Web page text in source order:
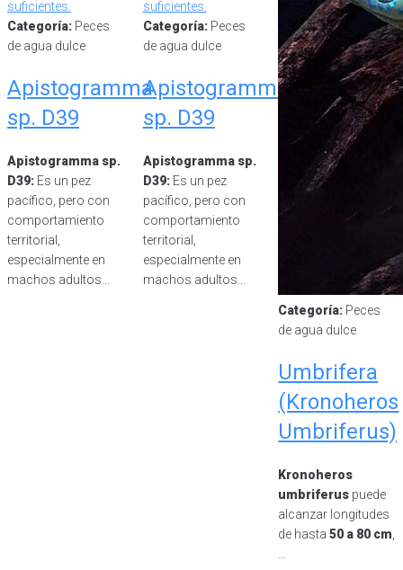
Categoría: Peces
de agua dulce
Apistogramma
sp. D39
Apistogramma sp.
D39: Es un pez
pacífico, pero con
comportamiento
territorial,
especialmente en
machos adultos…
Categoría: Peces
de agua dulce
Apistogramma
sp. D39
Apistogramma sp.
D39: Es un pez
pacífico, pero con
comportamiento
territorial,
especialmente en
machos adultos…
Categoría: Peces
de agua dulce
Umbrifera
(Kronoheros
Umbriferus)
Kronoheros
umbriferus puede
alcanzar longitudes
de hasta50 a 80 cm